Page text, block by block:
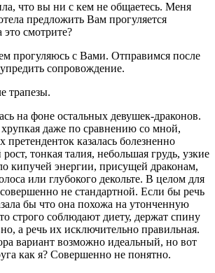
что вы ни с кем не общаетесь. Меня
предложить Вам прогуляется
смотрите?
прогуляюсь с Вами. Отправимся после
сопровождение.
трапезы.
на фоне остальных девушек-драконов.
даже по сравнению со мной,
претенденток казалась болезненно
тонкая талия, небольшая грудь, узкие
кипучей энергии, присущей драконам,
или глубокого декольте. В целом для
не стандартной. Если бы речь
бы что она похожа на утонченную
строго соблюдают диету, держат спину
а речь их исключительно правильная.
вариант возможно идеальный, но вот
как я? Совершенно не понятно.